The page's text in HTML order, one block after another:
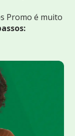
Promo é muito